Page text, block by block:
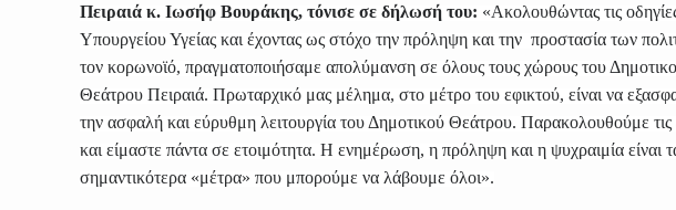
Πειραιά κ. Ιωσήφ Βουράκης, τόνισε σε δήλωσή του: «Ακολουθώντας τις
Υπουργείου Υγείας και έχοντας ως στόχο την πρόληψη και την προστασία των
τον κορωνοϊό, πραγματοποιήσαμε απολύμανση σε όλους τους χώρους του
Θεάτρου Πειραιά. Πρωταρχικό μας μέλημα, στο μέτρο του εφικτού, είναι να
την ασφαλή και εύρυθμη λειτουργία του Δημοτικού Θεάτρου. Παρακολουθούμε τις
και είμαστε πάντα σε ετοιμότητα. Η ενημέρωση, η πρόληψη και η ψυχραιμία είναι
σημαντικότερα «μέτρα» που μπορούμε να λάβουμε όλοι».